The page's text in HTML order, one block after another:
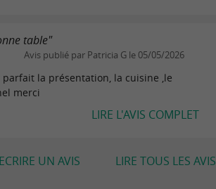
table"
Avis publié par Patricia G le 05/05/2026
parfait la présentation, la cuisine ,le
merci
LIRE L'AVIS COMPLET
LIRE TOUS LES AVIS
ECRIRE UN AVIS